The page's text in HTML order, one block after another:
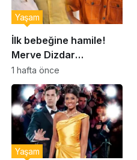
İlk bebeğine hamile!
Merve Dizdar
sessizliğini bozdu: ‘İsim
bulmak çok zor’
Yaşam
1 hafta önce
Yaşam